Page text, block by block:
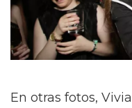
En otras fotos,